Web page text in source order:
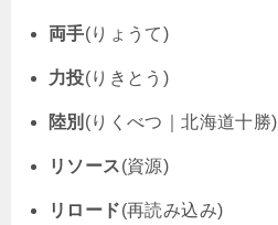
両手(りょうて)
力投(りきとう)
陸別 (りくべつ｜北海道十勝)
リソース(資源)
リロード(再読み込み)